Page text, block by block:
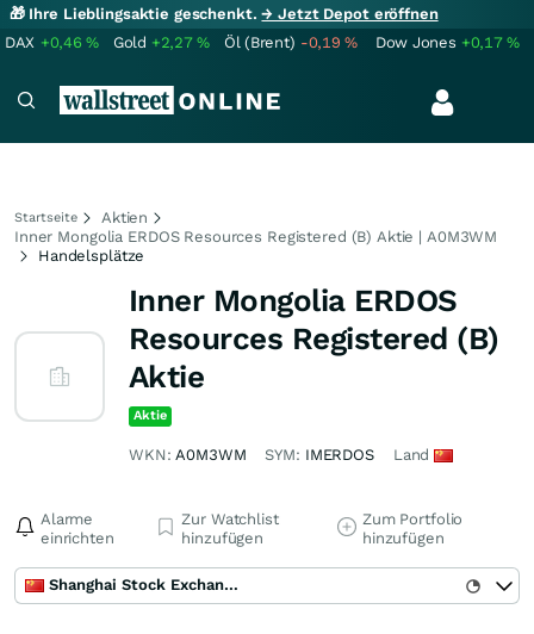
🎁 Ihre Lieblingsaktie geschenkt.→ Jetzt Depot eröffnen
DAX +0,46% Gold +2,27% Öl (Brent) -0,19% Dow Jones +0,17%
Startseite
Aktien
Inner Mongolia ERDOS Resources Registered (B) Aktie | A0M3WM
Handelsplätze
Inner Mongolia ERDOS
Resources Registered (B)
Aktie
Aktie
WKN:A0M3WM SYM: IMERDOS Land
Alarme
einrichten
Zur Watchlist
hinzufügen
Zum Portfolio
hinzufügen
Shanghai Stock Exchange